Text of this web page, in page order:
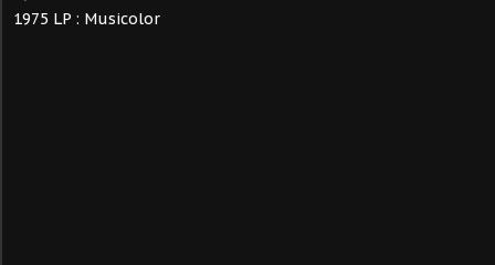
1975 LP : Musicolor